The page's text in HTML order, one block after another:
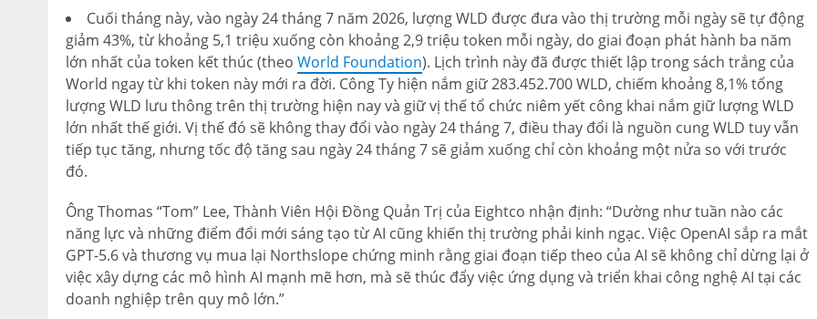
Cuối tháng này, vào ngày 24 tháng 7 năm 2026, lượng WLD được đưa vào thị trường mỗi ngày sẽ tự động
giảm 43%, từ khoảng 5,1 triệu xuống còn khoảng 2,9 triệu token mỗi ngày, do giai đoạn phát hành ba năm
lớn nhất của token kết thúc (theo World Foundation). Lịch trình này đã được thiết lập trong sách trắng của
World ngay từ khi token này mới ra đời. Công Ty hiện nắm giữ 283.452.700 WLD, chiếm khoảng 8,1% tổng
lượng WLD lưu thông trên thị trường hiện nay và giữ vị thế tổ chức niêm yết công khai nắm giữ lượng WLD
lớn nhất thế giới. Vị thế đó sẽ không thay đổi vào ngày 24 tháng 7, điều thay đổi là nguồn cung WLD tuy vẫn
tiếp tục tăng, nhưng tốc độ tăng sau ngày 24 tháng 7 sẽ giảm xuống chỉ còn khoảng một nửa so với trước
đó.
Ông Thomas “Tom” Lee, Thành Viên Hội Đồng Quản Trị của Eightco nhận định: “Dường như tuần nào các
năng lực và những điểm đổi mới sáng tạo từ AI cũng khiến thị trường phải kinh ngạc. Việc OpenAI sắp ra mắt
GPT-5.6 và thương vụ mua lại Northslope chứng minh rằng giai đoạn tiếp theo của AI sẽ không chỉ dừng lại ở
việc xây dựng các mô hình AI mạnh mẽ hơn, mà sẽ thúc đẩy việc ứng dụng và triển khai công nghệ AI tại các
doanh nghiệp trên quy mô lớn.”